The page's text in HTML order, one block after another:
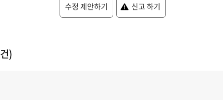
수정 제안하기 신고 하기
건)